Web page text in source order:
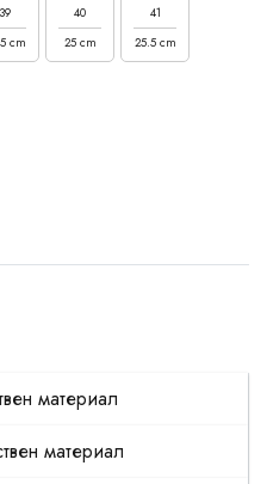
39
cm
40
25 cm
41
25.5 cm
материал
материал